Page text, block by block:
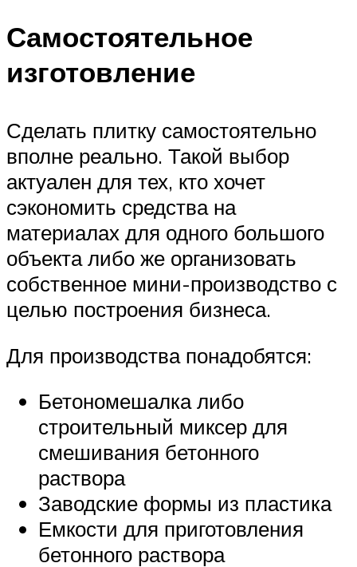
Самостоятельное
изготовление
Сделать плитку самостоятельно
вполне реально. Такой выбор
актуален для тех, кто хочет
сэкономить средства на
материалах для одного большого
объекта либо же организовать
собственное мини-производство с
целью построения бизнеса.
Для производства понадобятся:
Бетономешалка либо
строительный миксер для
смешивания бетонного
раствора
Заводские формы из пластика
Емкости для приготовления
бетонного раствора